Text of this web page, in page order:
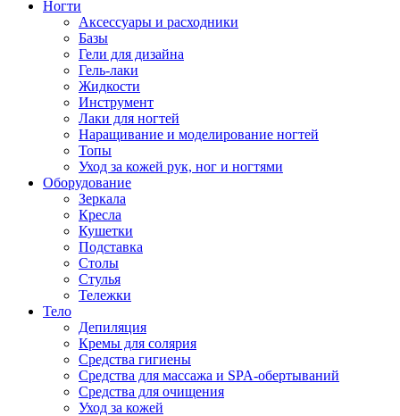
Ногти
Аксессуары и расходники
Базы
Гели для дизайна
Гель-лаки
Жидкости
Инструмент
Лаки для ногтей
Наращивание и моделирование ногтей
Топы
Уход за кожей рук, ног и ногтями
Оборудование
Зеркала
Кресла
Кушетки
Подставка
Столы
Стулья
Тележки
Тело
Депиляция
Кремы для солярия
Средства гигиены
Средства для массажа и SPA-обертываний
Средства для очищения
Уход за кожей